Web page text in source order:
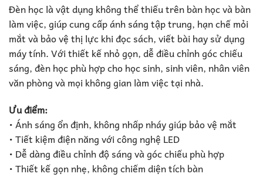
Đèn học là vật dụng không thể thiếu trên bàn học và bàn
làm việc, giúp cung cấp ánh sáng tập trung, hạn chế mỏi
mắt và bảo vệ thị lực khi đọc sách, viết bài hay sử dụng
máy tính. Với thiết kế nhỏ gọn, dễ điều chỉnh góc chiếu
sáng, đèn học phù hợp cho học sinh, sinh viên, nhân viên
văn phòng và mọi không gian làm việc tại nhà.
Ưu điểm:
• Ánh sáng ổn định, không nhấp nháy giúp bảo vệ mắt
• Tiết kiệm điện năng với công nghệ LED
• Dễ dàng điều chỉnh độ sáng và góc chiếu phù hợp
• Thiết kế gọn nhẹ, không chiếm diện tích bàn